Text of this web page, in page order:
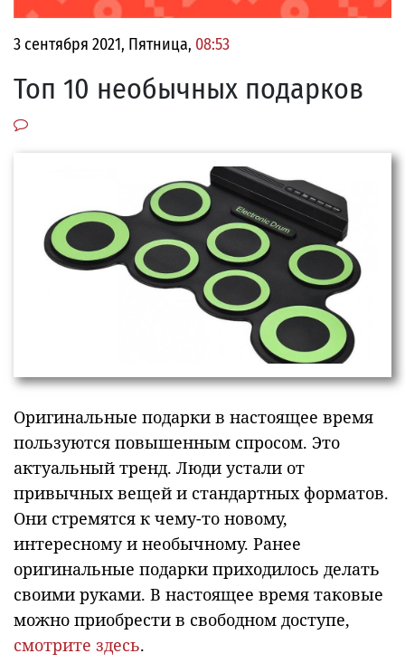
3 сентября 2021, Пятница, 08:53
Топ 10 необычных подарков
Оригинальные подарки в настоящее время
пользуются повышенным спросом. Это
актуальный тренд. Люди устали от
привычных вещей и стандартных форматов.
Они стремятся к чему-то новому,
интересному и необычному. Ранее
оригинальные подарки приходилось делать
своими руками. В настоящее время таковые
можно приобрести в свободном доступе,
смотрите здесь.